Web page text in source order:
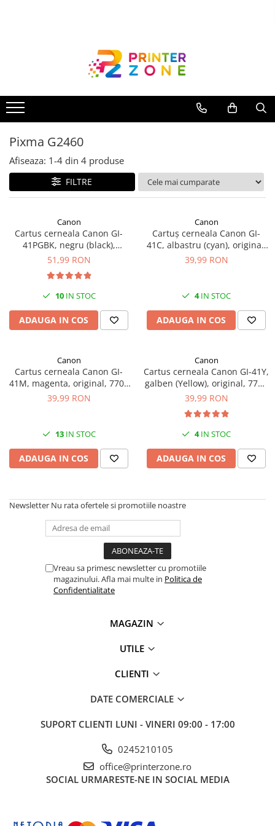
Imprimante cu jet
Multifunctionale laser
Multifunctionale cu jet
Imprimante etichete
Imprimante termice
Scanere
Accesorii imprimante
Accesorii multifunctionale
Piese schimb
Consumabile imprimanta
Tonere
Capete imprimare
Cartuse inkjet si cerneala
Developer
Consumabile imprimanta
compatibile
Cartuse compatibile
Drum unit compatibile
Accesorii imprimante 3D
Filament imprimanta 3D
Mini PC AI
Pixma G2460
Afiseaza: 1-4 din 4 produse
FILTRE
Canon
Cartus cerneala Canon GI-
41PGBK, negru (black),
original, 6000 pagini, 135 ml
51,99 RON
10IN STOC
ADAUGA IN COS
Canon
Cartuș cerneala Canon GI-
41C, albastru (cyan), original,
7700 pagini, 70 ml
39,99 RON
4IN STOC
ADAUGA IN COS
Canon
Cartus cerneala Canon GI-
41M, magenta, original, 7700
pagini, 70 ml
39,99 RON
13IN STOC
ADAUGA IN COS
Canon
Cartus cerneala Canon GI-41Y,
galben (Yellow), original, 7700
pagini
39,99 RON
4IN STOC
ADAUGA IN COS
Newsletter Nu rata ofertele si promotiile noastre
Vreau sa primesc newsletter cu promotiile
magazinului. Afla mai multe in Politica de
Confidentialitate
MAGAZIN
UTILE
CLIENTI
DATE COMERCIALE
SUPORT CLIENTI LUNI - VINERI 09:00 - 17:00
0245210105
office@printerzone.ro
SOCIAL URMARESTE-NE IN SOCIAL MEDIA